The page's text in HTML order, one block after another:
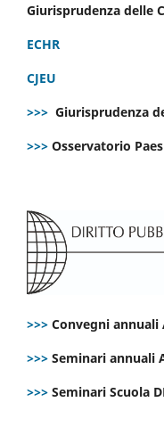
Giurisprudenza delle
ECHR
CJEU
>>> Giurisprudenza
>>> Osservatorio
>>> Convegni annuali
>>> Seminari annuali
>>> Seminari Scuola